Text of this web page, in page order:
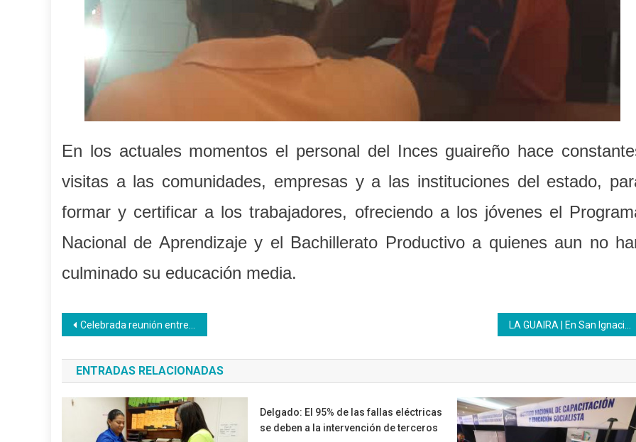
En los actuales momentos el personal del Inces guaireño hace
visitas a las comunidades, empresas y a las instituciones del estado,
formar y certificar a los trabajadores, ofreciendo a los jóvenes el
Nacional de Aprendizaje y el Bachillerato Productivo a quienes aun no
culminado su educación media.
Navegación
de
entradas
Celebrada reunión entre la Senamecf y el Inces
ENTRADAS RELACIONADAS
Delgado: El 95% de las fallas eléctricas
se deben a la intervención de terceros